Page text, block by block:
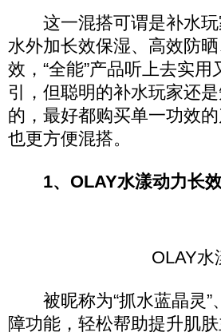
这一混搭可谓是补水玩
水外加长效保湿、高效防
效，“全能”产品听上去实
引，但聪明的补水玩家还
的，最好都购买单一功效
也更方便混搭。
1、OLAY水漾动力长
OLAY水
被昵称为“抓水蓝晶灵”
障功能，轻松帮助提升肌